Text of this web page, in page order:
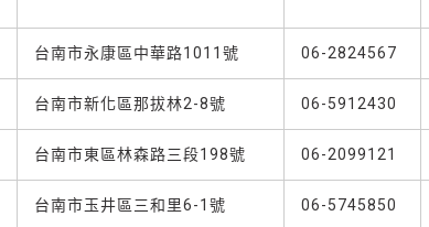
台南市永康區中華路1011號 06-2824567
台南市新化區那拔林2-8號 06-5912430
台南市東區林森路三段198號 06-2099121
台南市玉井區三和里6-1號 06-5745850